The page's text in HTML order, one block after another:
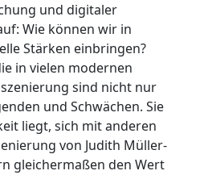
und digitaler
Wie können wir in
Stärken einbringen?
in vielen modernen
sind nicht nur
und Schwächen. Sie
liegt, sich mit anderen
von Judith Müller-
gleichermaßen den Wert